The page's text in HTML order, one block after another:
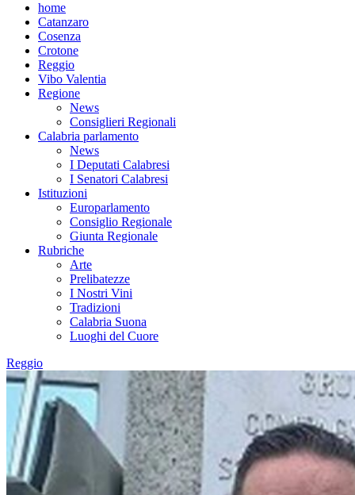
home
Catanzaro
Cosenza
Crotone
Reggio
Vibo Valentia
Regione
News
Consiglieri Regionali
Calabria parlamento
News
I Deputati Calabresi
I Senatori Calabresi
Istituzioni
Europarlamento
Consiglio Regionale
Giunta Regionale
Rubriche
Arte
Prelibatezze
I Nostri Vini
Tradizioni
Calabria Suona
Luoghi del Cuore
Reggio